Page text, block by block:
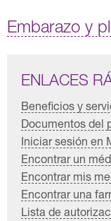
Embarazo y
ENLACES
Beneficios y
Documentos del
Iniciar sesión en
Encontrar un
Encontrar mis
Encontrar una
Lista de